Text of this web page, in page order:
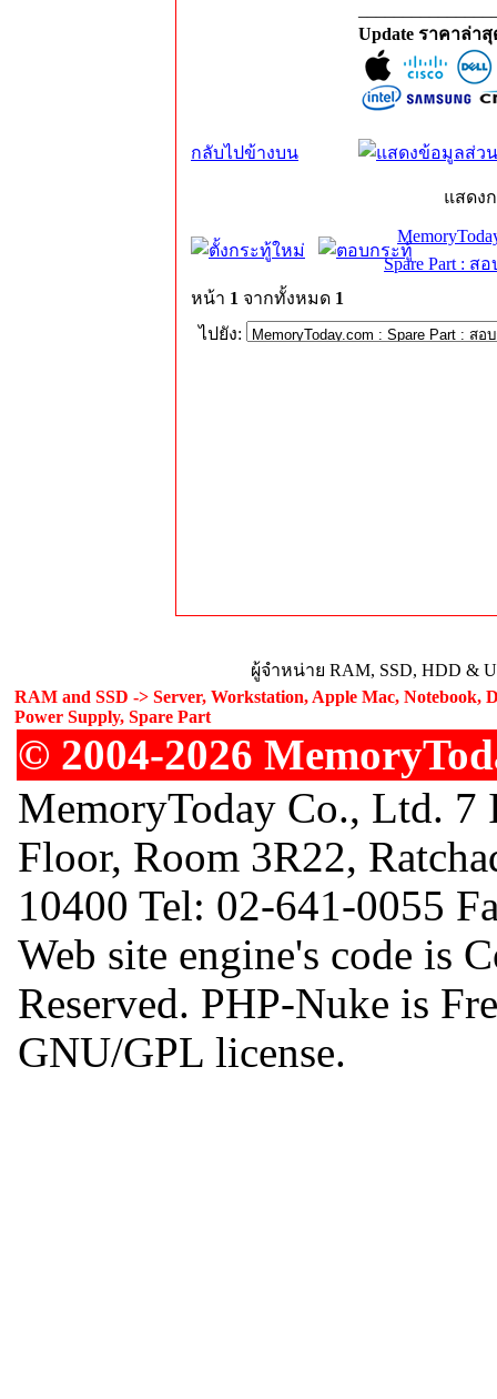
Update ราคาล่า
กลับไปข้างบน
แสดง
Spare Part : ส
หน้า 1 จากทั้งหมด 1
ไปยัง:
ผู้จำหน่าย RAM, SSD, HDD &
RAM and SSD -> Server, Workstation, Apple Mac, Notebook,
Power Supply, Spare Part
© 2004-2026
MemoryToday Co., Ltd.
Floor, Room 3R22,
10400 Tel: 02-641-0055
Web site engine's code is
Reserved. PHP-Nuke is
GNU/GPL license.